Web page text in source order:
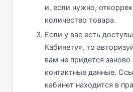
и, если нужно,
количество товара.
Если у вас есть
Кабинету», то
вам не придется заново
контактные данные.
кабинет находится в